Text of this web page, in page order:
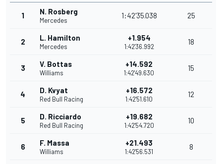
1 N. Rosberg
Mercedes
1:42'35.038 25
2 L. Hamilton
Mercedes
+1.954
1:42'36.992
18
3 V. Bottas
Williams
+14.592
1:42'49.630
15
4 D. Kvyat
Red Bull Racing
+16.572
1:42'51.610
12
5 D. Ricciardo
Red Bull Racing
+19.682
1:42'54.720
10
6 F. Massa
Williams
+21.493
1:42'56.531
8